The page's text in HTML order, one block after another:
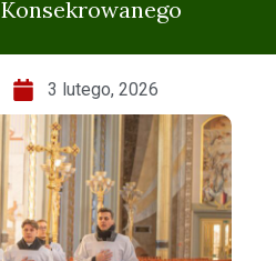
3 lutego, 2026